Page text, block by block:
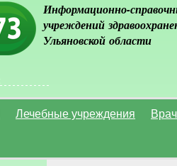
Информационно-
учреждений
Ульяновской области
Лечебные учреждения